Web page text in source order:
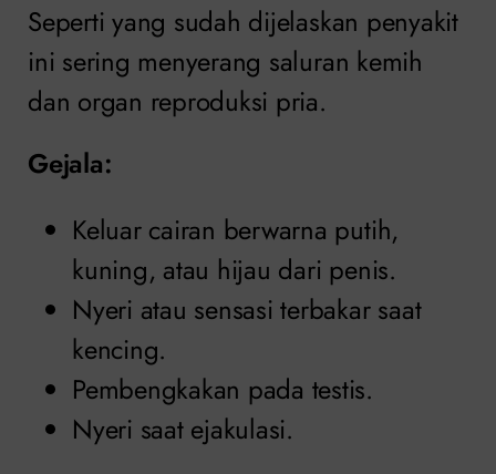
Seperti yang sudah dijelaskan penyakit
ini sering menyerang saluran kemih
dan organ reproduksi pria.
Gejala:
Keluar cairan berwarna putih,
kuning, atau hijau dari penis.
Nyeri atau sensasi terbakar saat
kencing.
Pembengkakan pada testis.
Nyeri saat ejakulasi.